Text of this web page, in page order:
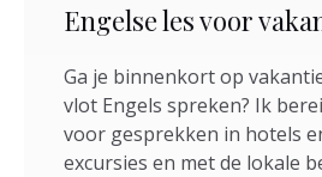
Engelse les voor
Ga je binnenkort op
vlot Engels spreken? Ik
voor gesprekken in hotels
excursies en met de lokale